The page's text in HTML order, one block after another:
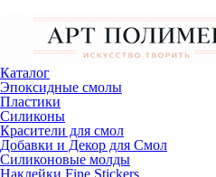
Каталог
Эпоксидные смолы
Пластики
Силиконы
Красители для смол
Добавки и Декор для Смол
Силиконовые молды
Наклейки Fine Stickers